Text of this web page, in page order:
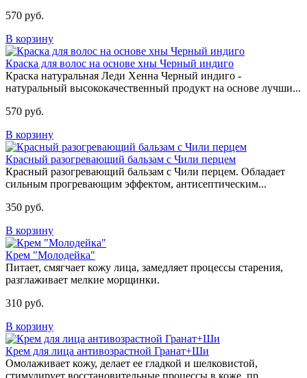
570 руб.
В корзину
Краска для волос на основе хны Черный индиго
Краска натуральная Леди Хенна Черный индиго -
натуральный высококачественный продукт на основе лучши...
570 руб.
В корзину
Красный разогревающий бальзам с Чили перцем
Красный разогревающий бальзам с Чили перцем. Обладает
сильным прогревающим эффектом, антисептическим...
350 руб.
В корзину
Крем "Молодейка"
Питает, смягчает кожу лица, замедляет процессы старения,
разглаживает мелкие морщинки.
310 руб.
В корзину
Крем для лица антивозрастной Гранат+Ши
Омолаживает кожу, делает ее гладкой и шелковистой,
стимулирует восстановительные процессы в коже, пр...